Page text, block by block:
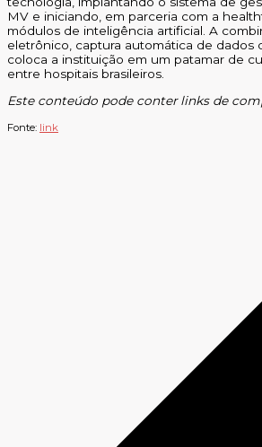
MV e iniciando, em parceria com a
módulos de inteligência artificial. A
eletrônico, captura automática de dados
coloca a instituição em um patamar de
entre hospitais brasileiros.
Este conteúdo pode conter links de
Fonte: link